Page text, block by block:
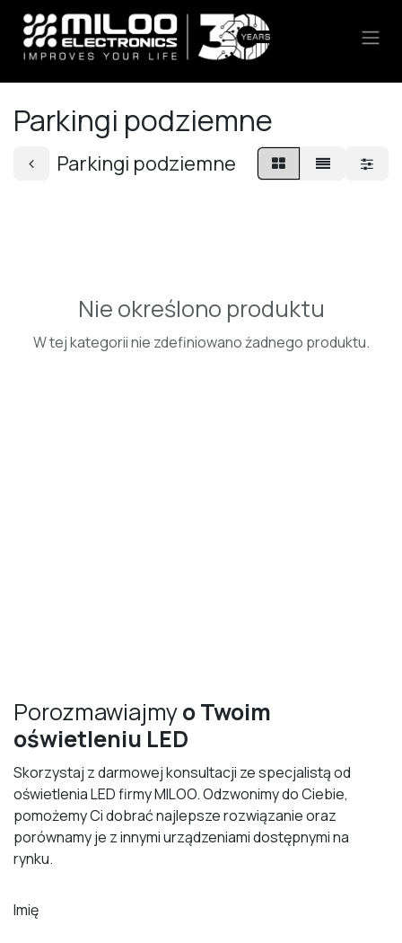
Skip to Content
Parkingi podziemne
Parkingi podziemne
Nie określono produktu
W tej kategorii nie zdefiniowano żadnego produktu.
Porozmawiajmyo Twoim
oświetleniu LED
Skorzystaj z darmowej konsultacji ze specjalistą od
oświetlenia LED firmy MILOO. Odzwonimy do Ciebie,
pomożemy Ci dobrać najlepsze rozwiązanie oraz
porównamy je z innymi urządzeniami dostępnymi na
rynku.
Imię